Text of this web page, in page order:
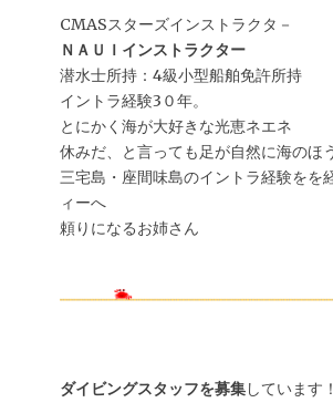
CMASスターズインストラクタ－
ＮＡＵＩインストラクター
潜水士所持：4級小型船舶免許所持
イントラ経験3０年。
とにかく海が大好きな光恵ネエネ
休みだ、と言っても足が自然に海のほ
三宅島・座間味島のイントラ経験をを
ィーへ
頼りになるお姉さん
ダイビングスタッフを募集しています！